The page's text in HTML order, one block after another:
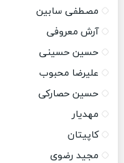
مصطفی سابین
آرش معروفی
حسین حسینی
علیرضا محبوب
حسین حصارکی
مهدیار
کاپیتان
مجید رضوی